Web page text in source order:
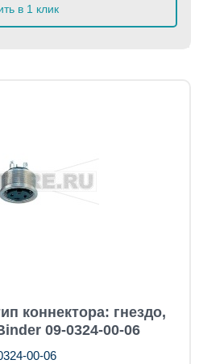
в 1 клик
коннектора: гнездо,
09-0324-00-06
00-06